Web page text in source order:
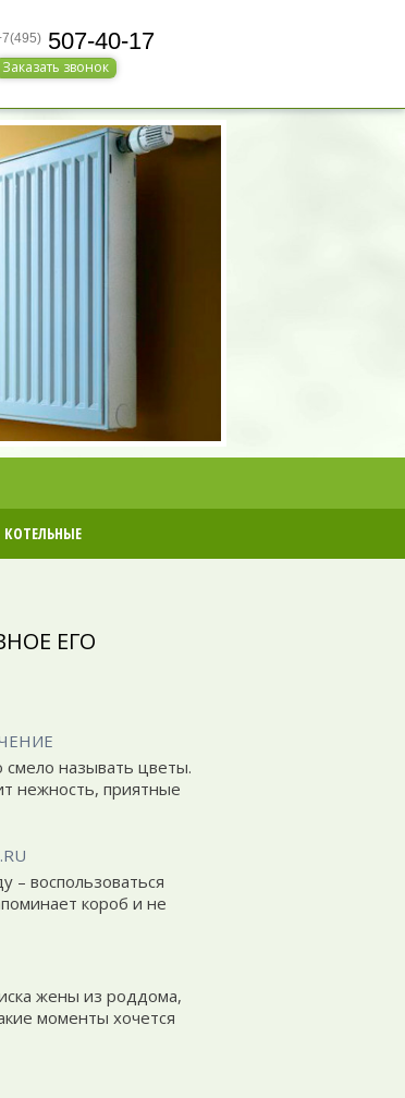
507-40-17
Заказать звонок
КОТЕЛЬНЫЕ
ЕГО
называть цветы.
нежность, приятные
– воспользоваться
короб и не
жены из роддома,
моменты хочется